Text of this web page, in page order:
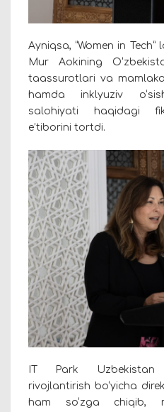
Ayniqsa, “Women in
Mur Aokining
taassurotlari va
hamda inklyuziv
salohiyati haqidagi
e’tiborini tortdi.
IT Park Uzbekistan
rivojlantirish bo‘yicha
ham so‘zga chiqib,